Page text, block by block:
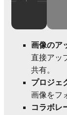
画像のア
直接アッ
共有。
プロジェ
画像をフ
コラボレ